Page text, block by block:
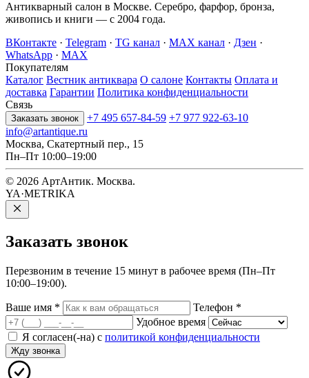
Антикварный салон в Москве. Серебро, фарфор, бронза,
живопись и книги — с 2004 года.
ВКонтакте · Telegram · TG канал · MAX канал · Дзен ·
WhatsApp · MAX
Покупателям
Каталог Вестник антиквара О салоне Контакты Оплата и
доставка Гарантии Политика конфиденциальности
Связь
Заказать звонок +7 495 657-84-59 +7 977 922-63-10
info@artantique.ru
Москва, Скатертный пер., 15
Пн–Пт 10:00–19:00
© 2026 АртАнтик. Москва.
YA·METRIKA
Заказать звонок
Перезвоним в течение 15 минут в рабочее время (Пн–Пт
10:00–19:00).
Ваше имя * Телефон *
Удобное время
Я согласен(-на) с политикой конфиденциальности
Жду звонка